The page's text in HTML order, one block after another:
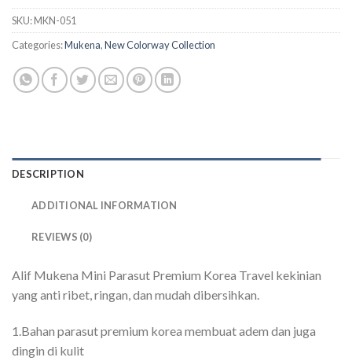
SKU:MKN-051
Categories:Mukena,New Colorway Collection
DESCRIPTION
ADDITIONAL INFORMATION
REVIEWS (0)
Alif Mukena Mini Parasut Premium Korea Travel kekinian
yang anti ribet, ringan, dan mudah dibersihkan.
1.Bahan parasut premium korea membuat adem dan juga
dingin di kulit